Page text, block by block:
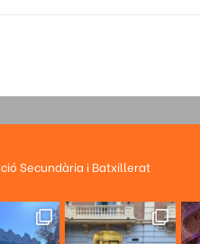
Secundària i Batxillerat